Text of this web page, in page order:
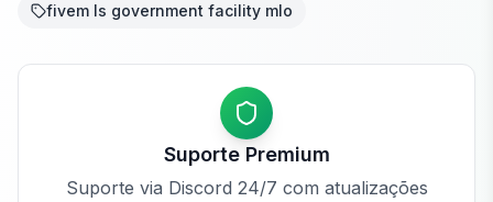
fivem ls government facility mlo
Suporte Premium
Suporte via Discord 24/7 com atualizações